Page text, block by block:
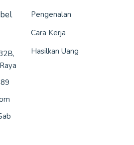
Pengenalan
Cara Kerja
Hasilkan Uang